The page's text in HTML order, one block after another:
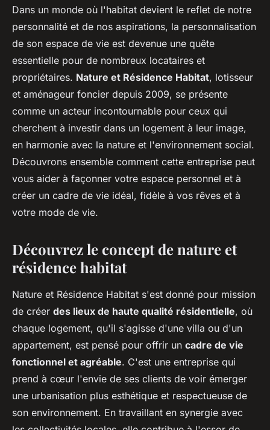
Comment Personnaliser son
Logement avec Nature et
Résidence Habitat ?
sébastien•27 janvier 2024•2 min de lecture
Dans un monde où l'habitat devient le reflet de notre
personnalité et de nos aspirations, la personnalisation
de son espace de vie est devenue une quête
essentielle pour de nombreux locataires et
propriétaires. Nature et Résidence Habitat, lotisseur
et aménageur foncier depuis 2009, se présente
comme un acteur incontournable pour ceux qui
cherchent à investir dans un logement à leur image,
en harmonie avec la nature et l'environnement social.
Découvrons ensemble comment cette entreprise peut
vous aider à façonner votre espace personnel et à
créer un cadre de vie idéal, fidèle à vos rêves et à
votre mode de vie.
Découvrez le concept de nature et
résidence habitat
Nature et Résidence Habitat s'est donné pour mission
de créer des lieux de haute qualité résidentielle, où
chaque logement, qu'il s'agisse d'une villa ou d'un
appartement, est pensé pour offrir un cadre de vie
fonctionnel et agréable. C'est une entreprise qui
prend à cœur l'envie de ses clients de voir émerger
une urbanisation plus esthétique et respectueuse de
son environnement. En travaillant en synergie avec